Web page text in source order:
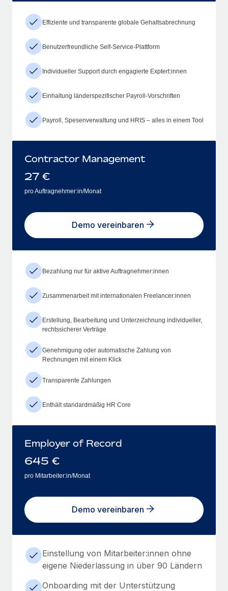
Effiziente und transparente globale Gehaltsabrechnung
Benutzerfreundliche Self-Service-Plattform
Individueller Support durch engagierte Exptert:innen
Einhaltung länderspezifischer Payroll-Vorschriften
Payroll, Spesenverwaltung und HRIS – alles in einem Tool
Contractor Management
27 €
pro Auftragnehmer:in/Monat
Demo vereinbaren
Bezahlung nur für aktive Auftragnehmer:innen
Zusammenarbeit mit internationalen Freelancer:innen
Erstellung, Bearbeitung und Unterzeichnung individueller,
rechtssicherer Verträge
Genehmigung oder automatische Zahlung von
Rechnungen mit einem Klick
Transparente Zahlungen
Enthält standardmäßig HR Core
Employer of Record
645 €
pro Mitarbeiter:in/Monat
Demo vereinbaren
Einstellung von Mitarbeiter:innen ohne
eigene Niederlassung in über 90 Ländern
Onboarding mit der Unterstützung